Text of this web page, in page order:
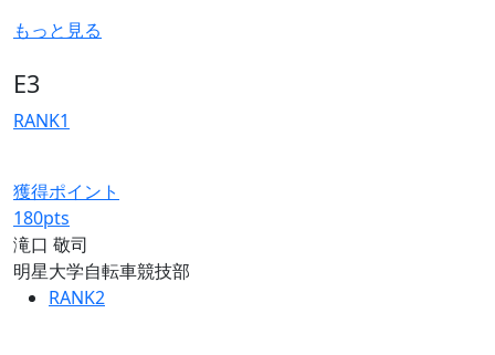
もっと見る
E3
RANK1
獲得ポイント
180pts
滝口 敬司
明星大学自転車競技部
RANK2